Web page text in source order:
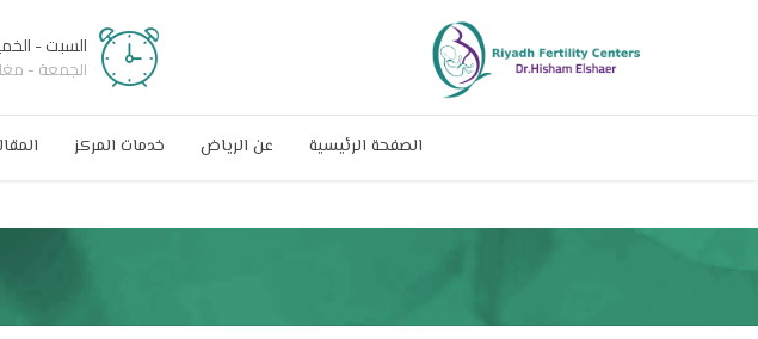
السبت - الخميس 10:00ص
الجمعة -
الصفحة الرئيسية عن الرياض خدمات المركز